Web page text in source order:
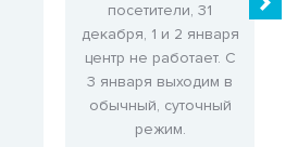
посетители, 31
декабря, 1 и 2 января
центр не работает. С
3 января выходим в
обычный, суточный
режим.